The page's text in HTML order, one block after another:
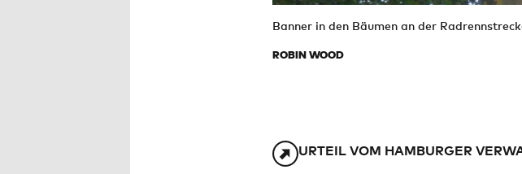
Banner in den Bäumen an der
ROBIN WOOD
URTEIL VOM HAMBURGER